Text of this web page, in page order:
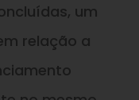
um
relação a